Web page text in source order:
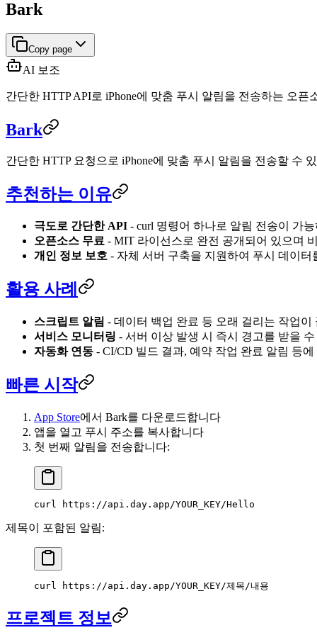
Bark
Copy page
AI 보조
간단한 HTTP API로 iPhone에 맞춤 푸시 알림을 전송하는 오
Bark
간단한 HTTP 요청으로 iPhone에 맞춤 푸시 알림을 전송할 수
추천하는 이유
극도로 간단한 API - curl 명령어 하나로 알림 전송이 가
오픈소스 무료 - MIT 라이선스로 완전 공개되어 있으며
개인 정보 보호 - 자체 서버 구축을 지원하여 푸시 데이
활용 사례
스크립트 알림 - 데이터 백업 완료 등 오래 걸리는 작업
서비스 모니터링 - 서버 이상 발생 시 즉시 경고를 받을
자동화 연동 - CI/CD 빌드 결과, 예약 작업 완료 알림 등
빠른 시작
App Store에서 Bark를 다운로드합니다
앱을 열고 푸시 주소를 복사합니다
첫 번째 알림을 전송합니다:
curl https://api.day.app/YOUR_KEY/Hello
제목이 포함된 알림:
curl https://api.day.app/YOUR_KEY/제목/내용
프로젝트 정보